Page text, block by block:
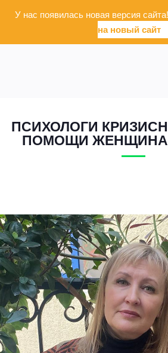
У нас появилась новая версия
на новый сайт
ПСИХОЛОГИ
ПОМОЩИ